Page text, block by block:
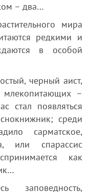
– два…
мира
редкими и
в особой
черный аист,
млекопитающих –
стал появляться
среди
сарматское,
или спарассис
как
заповедность,